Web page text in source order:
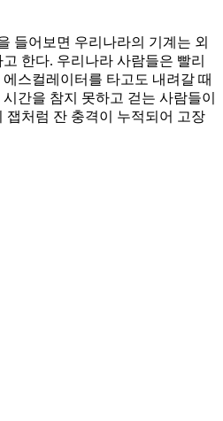
들어보면 우리나라의 기계는 외
한다. 우리나라 사람들은 빨리
스컬레이터를 타고도 내려갈 때
간을 참지 못하고 걷는 사람들이
잽처럼 잔 충격이 누적되어 고장